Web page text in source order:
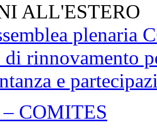
ALL'ESTERO
COMITES